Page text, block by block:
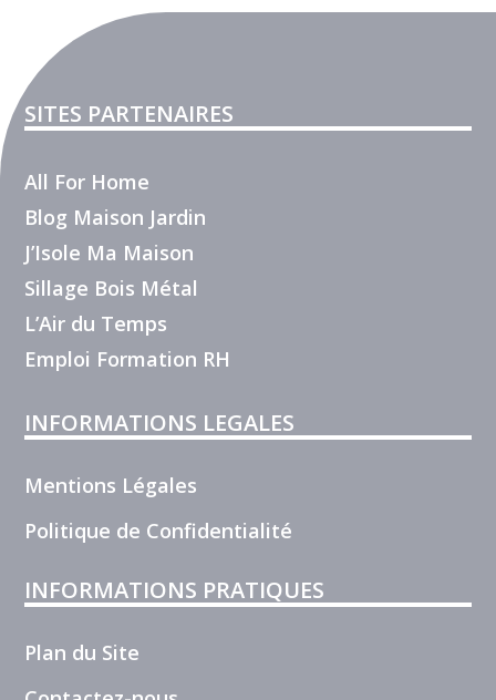
SITES PARTENAIRES
All For Home
Blog Maison Jardin
J’Isole Ma Maison
Sillage Bois Métal
L’Air du Temps
Emploi Formation RH
INFORMATIONS LEGALES
Mentions Légales
Politique de Confidentialité
INFORMATIONS PRATIQUES
Plan du Site